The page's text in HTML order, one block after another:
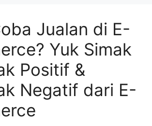
Jualan di E-
Yuk Simak
Positif &
Negatif dari E-